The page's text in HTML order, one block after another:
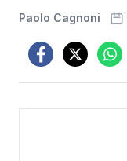
Paolo Cagnoni